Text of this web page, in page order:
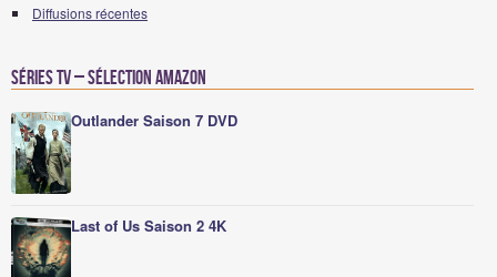
Diffusions récentes
Séries TV – Sélection Amazon
Outlander Saison 7 DVD
Last of Us Saison 2 4K